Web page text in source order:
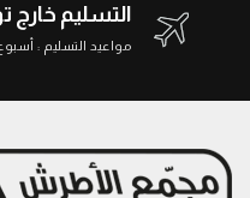
التسليم
مواعيد التسليم :